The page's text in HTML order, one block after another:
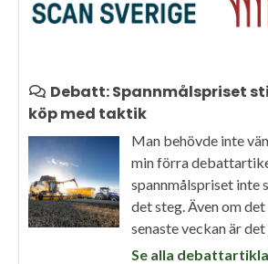
Debatt: Spannmålspriset
köp med taktik
Man behövde inte
min förra
spannmålspriset inte
det steg. Även om
senaste veckan är det
Se alla